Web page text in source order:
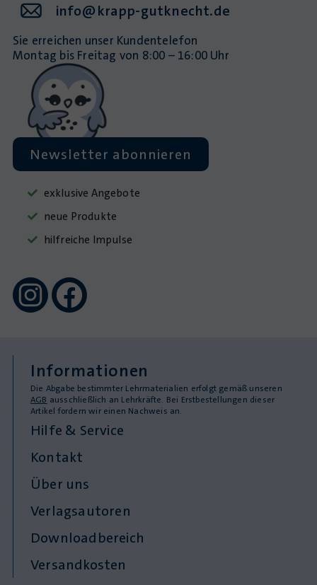
info@krapp-gutknecht.de
Sie erreichen unser Kundentelefon
Montag bis Freitag von 8:00 – 16:00 Uhr
Newsletter abonnieren
exklusive Angebote
neue Produkte
hilfreiche Impulse
Informationen
Die Abgabe bestimmter Lehrmaterialien erfolgt gemäß unseren
AGB ausschließlich an Lehrkräfte. Bei Erstbestellungen dieser
Artikel fordern wir einen Nachweis an.
Hilfe & Service
Kontakt
Über uns
Verlagsautoren
Downloadbereich
Versandkosten